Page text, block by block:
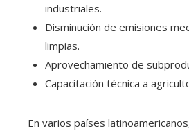
industriales.
Disminución de emisiones
limpias.
Aprovechamiento de
Capacitación técnica a
En varios países